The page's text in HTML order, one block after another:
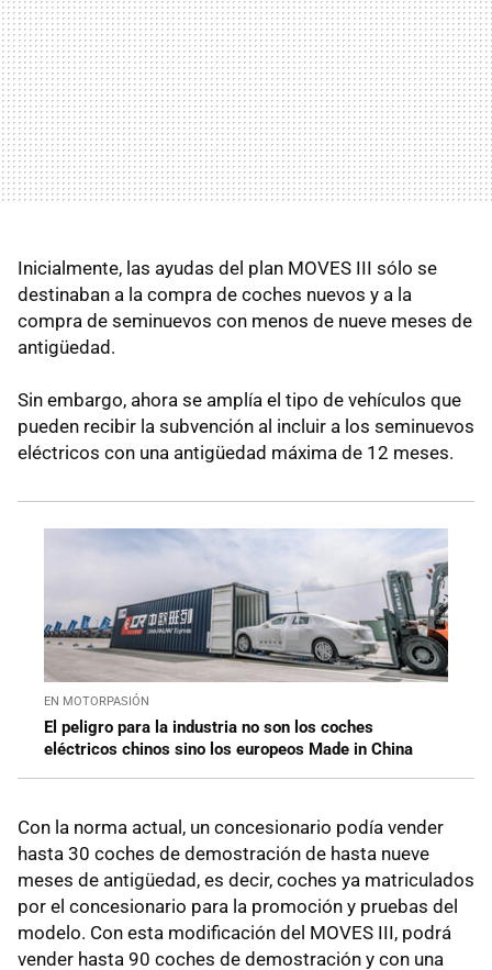
Inicialmente, las ayudas del plan MOVES III sólo se
destinaban a la compra de coches nuevos y a la
compra de seminuevos con menos de nueve meses de
antigüedad.
Sin embargo, ahora se amplía el tipo de vehículos que
pueden recibir la subvención al incluir a los seminuevos
eléctricos con una antigüedad máxima de 12 meses.
EN MOTORPASIÓN
El peligro para la industria no son los coches
eléctricos chinos sino los europeos Made in China
Con la norma actual, un concesionario podía vender
hasta 30 coches de demostración de hasta nueve
meses de antigüedad, es decir, coches ya matriculados
por el concesionario para la promoción y pruebas del
modelo. Con esta modificación del MOVES III, podrá
vender hasta 90 coches de demostración y con una